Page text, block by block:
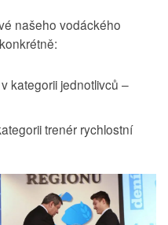
našeho vodáckého
kategorii jednotlivců –
trenér rychlostní